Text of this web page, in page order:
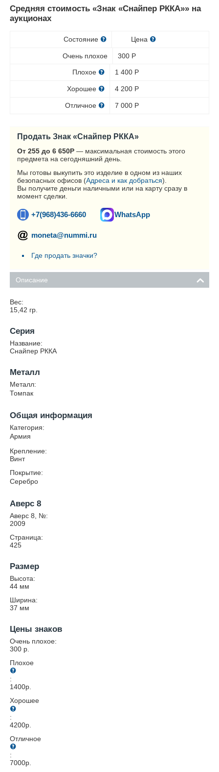
Средняя стоимость «Знак «Снайпер РККА»» на
аукционах
Состояние Цена
Очень плохое 300 Р
Плохое 1 400 Р
Хорошее 4 200 Р
Отличное 7 000 Р
Продать Знак «Снайпер РККА»
От 255 до 6 650Р — максимальная стоимость этого
предмета на сегодняшний день.
Мы готовы выкупить это изделие в одном из наших
безопасных офисов (Адреса и как добраться).
Вы получите деньги наличными или на карту сразу в
момент сделки.
+7(968)436-6660 WhatsApp
moneta@nummi.ru
Где продать значки?
Описание
Вес:
15,42 гр.
Серия
Название:
Снайпер РККА
Металл
Металл:
Томпак
Общая информация
Категория:
Армия
Крепление:
Винт
Покрытие:
Серебро
Аверс 8
Аверс 8, №:
2009
Страница:
425
Размер
Высота:
44 мм
Ширина:
37 мм
Цены знаков
Очень плохое:
300 р.
Плохое
:
1400р.
Хорошее
:
4200р.
Отличное
:
7000р.